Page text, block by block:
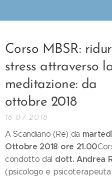
Corso MBSR:
stress attraverso
meditazione: da
ottobre 2018
16.07.2018
A Scandiano (Re) da
Ottobre 2018 ore 21.00
condotto dal dott. Andrea
(psicologo e psicoterapeuta